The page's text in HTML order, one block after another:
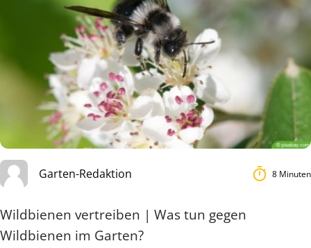
Garten-Redaktion 8 Minuten
Wildbienen vertreiben | Was tun gegen
Wildbienen im Garten?